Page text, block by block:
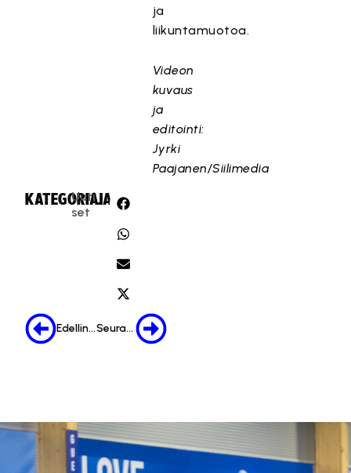
ja
liikuntamuotoa.
Videon
kuvaus
ja
editointi:
Jyrki
Paajanen/Siilimedia
KATEGORIA:
Uuti
set
JAA:
Edellinen Seuraava